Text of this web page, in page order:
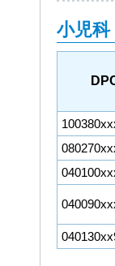
小児科